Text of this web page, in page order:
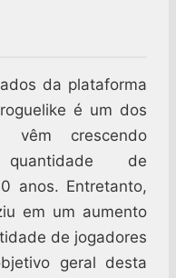
da plataforma
é um dos
crescendo
de
anos. Entretanto,
em um aumento
de jogadores
geral desta